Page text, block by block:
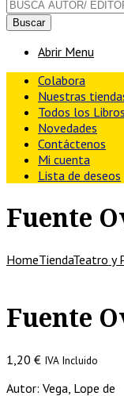
Abrir Menu
Colabora
Nuestras
Todos los Libros
Novedades
Contáctenos
Mi cuenta
Lista de deseos
Fuente
HomeTiendaTeatro y
Fuente
1,20 € IVA Incluido
Autor: Vega, Lope de